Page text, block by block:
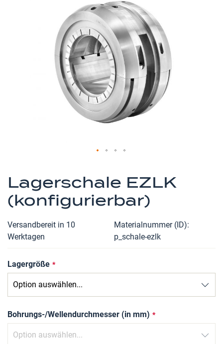
Lagerschale EZLK
(konfigurierbar)
Versandbereit in 10
Werktagen
Materialnummer (ID)
p_schale-ezlk
Lagergröße
Bohrungs-/Wellendurchmesser (in mm)
Anfang
der
Bildergalerie